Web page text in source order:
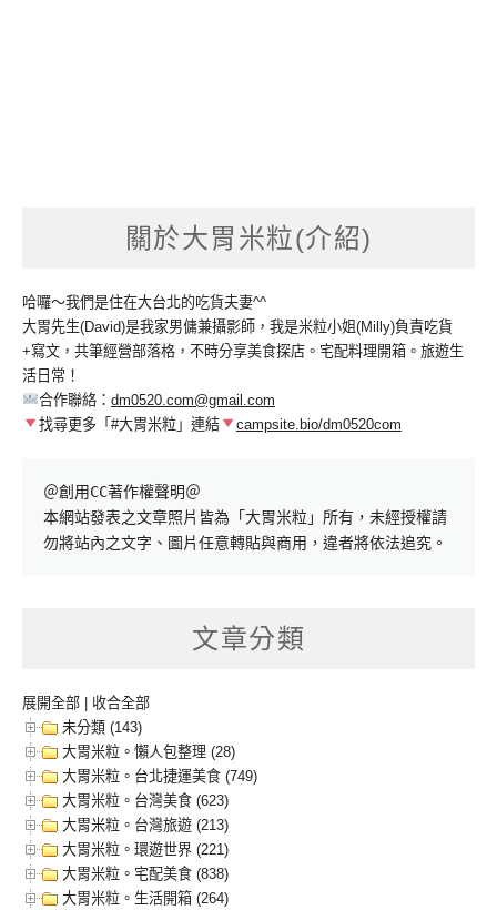
關於大胃米粒(介紹)
哈囉～我們是住在大台北的吃貨夫妻^^
大胃先生(David)是我家男傭兼攝影師，我是米粒小姐(Milly)負責吃貨
+寫文，共筆經營部落格，不時分享美食探店。宅配料理開箱。旅遊生
活日常！
合作聯絡： dm0520.com@gmail.com
找尋更多「#大胃米粒」連結
campsite.bio/dm0520com
＠創用CC著作權聲明＠
本網站發表之文章照片皆為「大胃米粒」所有，未經授權請
勿將站內之文字、圖片任意轉貼與商用，違者將依法追究。
文章分類
展開全部 | 收合全部
未分類 (143)
大胃米粒。懶人包整理 (28)
大胃米粒。台北捷運美食 (749)
大胃米粒。台灣美食 (623)
大胃米粒。台灣旅遊 (213)
大胃米粒。環遊世界 (221)
大胃米粒。宅配美食 (838)
大胃米粒。生活開箱 (264)